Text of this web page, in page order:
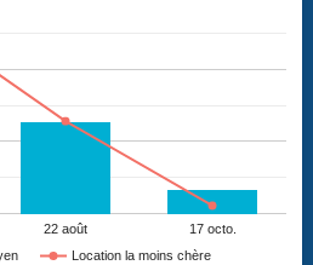
Location la moins chère
22 août 17 octo.